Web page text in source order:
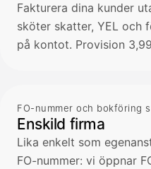
Fakturera dina kunder
sköter skatter, YEL och
på kontot. Provision
FO-nummer och bokföring
Enskild firma
Lika enkelt som
FO-nummer: vi öppnar